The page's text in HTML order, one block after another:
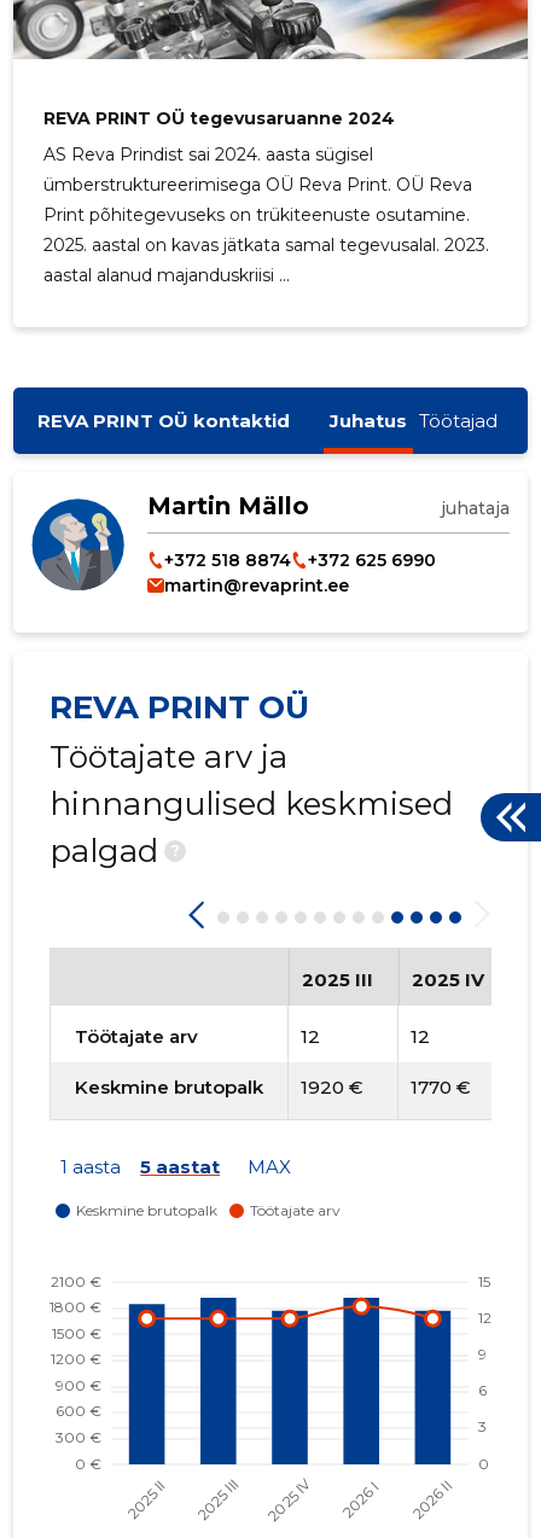
REVA PRINT OÜ tegevusaruanne 2024
AS Reva Prindist sai 2024. aasta sügisel
ümberstruktureerimisega OÜ Reva Print. OÜ Reva
Print põhitegevuseks on trükiteenuste osutamine.
2025. aastal on kavas jätkata samal tegevusalal. 2023.
aastal alanud majanduskriisi ...
REVA PRINT OÜ kontaktid Juhatus Töötajad
Martin Mällo juhataja
+372 518 8874
+372 625 6990
martin@revaprint.ee
REVA PRINT OÜ
Töötajate arv ja
hinnangulised keskmised
palgad
?
2025 III 2025 IV
Töötajate arv 12 12
Keskmine brutopalk 1920 € 1770 €
1 aasta 5 aastat MAX